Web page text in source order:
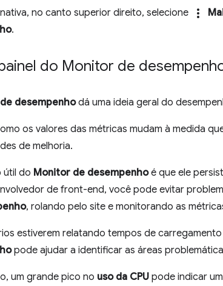
no canto superior direito, selecione more_vert
.
do Monitor de
desempenhodá uma ideia geral do
os valores das métricas mudam à medida
de melhoria.
útil do Monitor de desempenhoé que ele
de front-end, você pode evitar
, rolando pelo site e monitorando as
estiverem relatando tempos de
pode ajudar a identificar as áreas
um grande pico no uso da CPU pode indicar